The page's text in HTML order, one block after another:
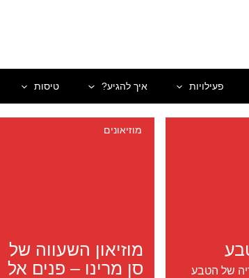
פעילויות איך להגיע? טיסות
של הטבע
מוזיאון השעווה של
סן מרינו – פנים אל
מוזיאונים